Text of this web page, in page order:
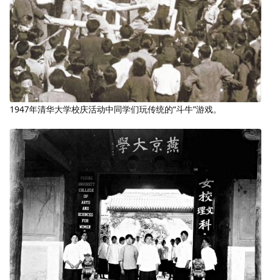
1947年清华大学校庆活动中同学们玩传统的“斗牛”游戏。